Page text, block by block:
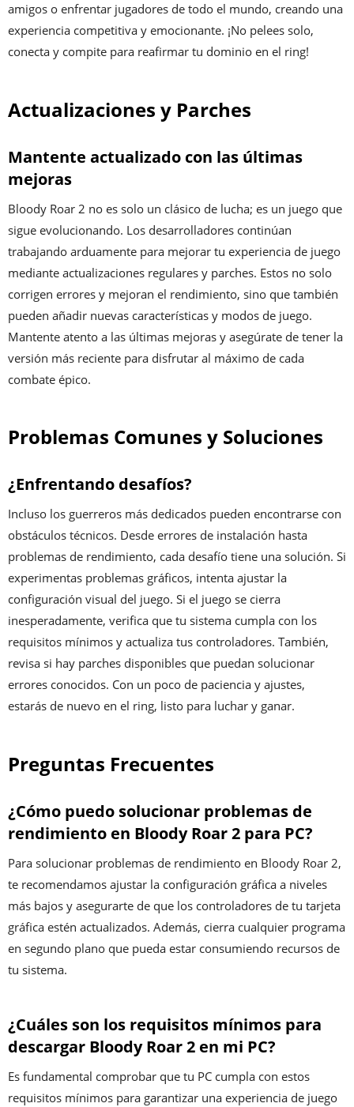
amigos o enfrentar jugadores de todo el mundo, creando una
experiencia competitiva y emocionante. ¡No pelees solo,
conecta y compite para reafirmar tu dominio en el ring!
Actualizaciones y Parches
Mantente actualizado con las últimas
mejoras
Bloody Roar 2 no es solo un clásico de lucha; es un juego que
sigue evolucionando. Los desarrolladores continúan
trabajando arduamente para mejorar tu experiencia de juego
mediante actualizaciones regulares y parches. Estos no solo
corrigen errores y mejoran el rendimiento, sino que también
pueden añadir nuevas características y modos de juego.
Mantente atento a las últimas mejoras y asegúrate de tener la
versión más reciente para disfrutar al máximo de cada
combate épico.
Problemas Comunes y Soluciones
¿Enfrentando desafíos?
Incluso los guerreros más dedicados pueden encontrarse con
obstáculos técnicos. Desde errores de instalación hasta
problemas de rendimiento, cada desafío tiene una solución. Si
experimentas problemas gráficos, intenta ajustar la
configuración visual del juego. Si el juego se cierra
inesperadamente, verifica que tu sistema cumpla con los
requisitos mínimos y actualiza tus controladores. También,
revisa si hay parches disponibles que puedan solucionar
errores conocidos. Con un poco de paciencia y ajustes,
estarás de nuevo en el ring, listo para luchar y ganar.
Preguntas Frecuentes
¿Cómo puedo solucionar problemas de
rendimiento en Bloody Roar 2 para PC?
Para solucionar problemas de rendimiento en Bloody Roar 2,
te recomendamos ajustar la configuración gráfica a niveles
más bajos y asegurarte de que los controladores de tu tarjeta
gráfica estén actualizados. Además, cierra cualquier programa
en segundo plano que pueda estar consumiendo recursos de
tu sistema.
¿Cuáles son los requisitos mínimos para
descargar Bloody Roar 2 en mi PC?
Es fundamental comprobar que tu PC cumpla con estos
requisitos mínimos para garantizar una experiencia de juego